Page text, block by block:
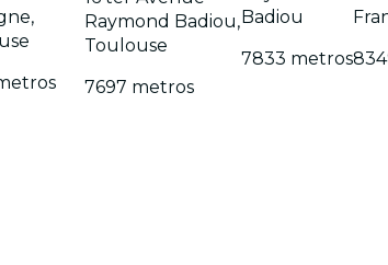
Raymond Badiou,
Toulouse
7697 metros
Badiou
7833 metros